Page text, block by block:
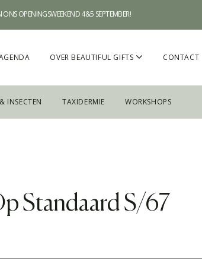
OVER BEAUTIFUL GIFTS CONTACT
INSECTEN TAXIDERMIE WORKSHOPS
Standaard S/67
OPENINGSWEEKEND 4&5 SEPTEMBER!